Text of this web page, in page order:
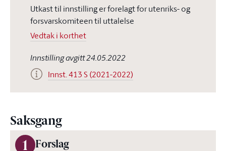
Utkast til innstilling er forelagt for utenriks- og
forsvarskomiteen til uttalelse
Vedtak i korthet
Innstilling avgitt 24.05.2022
Innst. 413 S (2021-2022)
Saksgang
1 Forslag